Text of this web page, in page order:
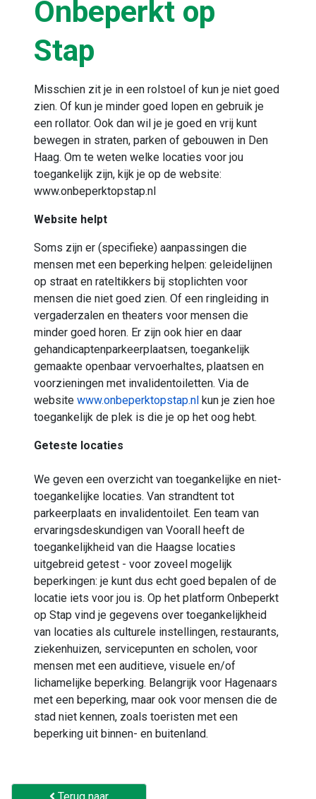
Onbeperkt op
Stap
Misschien zit je in een rolstoel of kun je niet goed
zien. Of kun je minder goed lopen en gebruik je
een rollator. Ook dan wil je je goed en vrij kunt
bewegen in straten, parken of gebouwen in Den
Haag. Om te weten welke locaties voor jou
toegankelijk zijn, kijk je op de website:
www.onbeperktopstap.nl
Website helpt
Soms zijn er (specifieke) aanpassingen die
mensen met een beperking helpen: geleidelijnen
op straat en rateltikkers bij stoplichten voor
mensen die niet goed zien. Of een ringleiding in
vergaderzalen en theaters voor mensen die
minder goed horen. Er zijn ook hier en daar
gehandicaptenparkeerplaatsen, toegankelijk
gemaakte openbaar vervoerhaltes, plaatsen en
voorzieningen met invalidentoiletten. Via de
website www.onbeperktopstap.nl kun je zien hoe
toegankelijk de plek is die je op het oog hebt.
Geteste locaties
We geven een overzicht van toegankelijke en niet-
toegankelijke locaties. Van strandtent tot
parkeerplaats en invalidentoilet. Een team van
ervaringsdeskundigen van Voorall heeft de
toegankelijkheid van die Haagse locaties
uitgebreid getest - voor zoveel mogelijk
beperkingen: je kunt dus echt goed bepalen of de
locatie iets voor jou is. Op het platform Onbeperkt
op Stap vind je gegevens over toegankelijkheid
van locaties als culturele instellingen, restaurants,
ziekenhuizen, servicepunten en scholen, voor
mensen met een auditieve, visuele en/of
lichamelijke beperking. Belangrijk voor Hagenaars
met een beperking, maar ook voor mensen die de
stad niet kennen, zoals toeristen met een
beperking uit binnen- en buitenland.